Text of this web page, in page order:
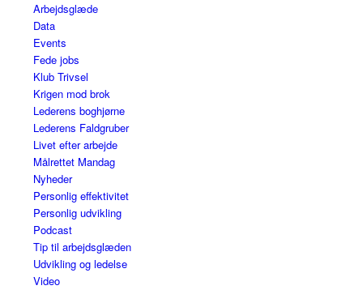
Arbejdsglæde
Data
Events
Fede jobs
Klub Trivsel
Krigen mod brok
Lederens boghjørne
Lederens Faldgruber
Livet efter arbejde
Målrettet Mandag
Nyheder
Personlig effektivitet
Personlig udvikling
Podcast
Tip til arbejdsglæden
Udvikling og ledelse
Video